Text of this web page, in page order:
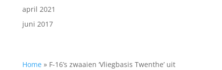
april 2021
juni 2017
Home» F-16’s zwaaien ‘Vliegbasis Twenthe’ uit